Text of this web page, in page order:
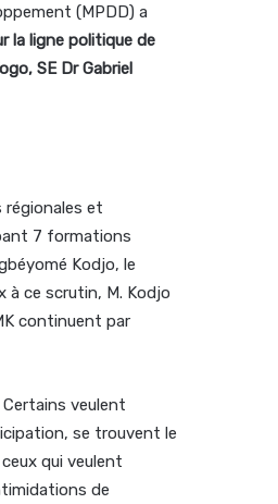
(MPDD) a
la ligne politique de
SE Dr Gabriel
régionales et
7 formations
Kodjo, le
à ce scrutin, M. Kodjo
continuent par
veulent
se trouvent le
qui veulent
de